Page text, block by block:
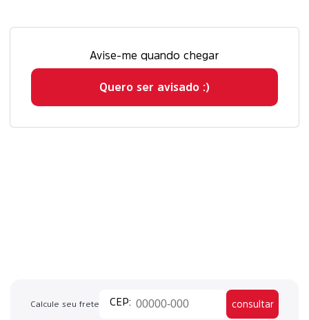
Avise-me quando chegar
Quero ser avisado :)
Calcule seu frete consultar